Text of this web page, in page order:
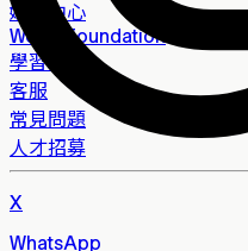
媒體中心
World Foundation
學習中心
客服
常見問題
人才招募
X
WhatsApp